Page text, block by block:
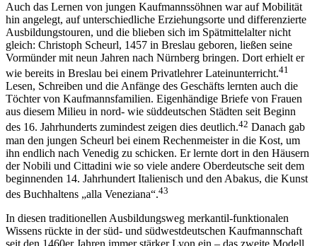
Auch das Lernen von jungen Kaufmannssöhnen war auf Mobilität
hin angelegt, auf unterschiedliche Erziehungsorte und differenzierte
Ausbildungstouren, und die blieben sich im Spätmittelalter nicht
gleich: Christoph Scheurl, 1457 in Breslau geboren, ließen seine
Vormünder mit neun Jahren nach Nürnberg bringen. Dort erhielt er
wie bereits in Breslau bei einem Privatlehrer Lateinunterricht.41
Lesen, Schreiben und die Anfänge des Geschäfts lernten auch die
Töchter von Kaufmannsfamilien. Eigenhändige Briefe von Frauen
aus diesem Milieu in nord- wie süddeutschen Städten seit Beginn
des 16. Jahrhunderts zumindest zeigen dies deutlich.42 Danach gab
man den jungen Scheurl bei einem Rechenmeister in die Kost, um
ihn endlich nach Venedig zu schicken. Er lernte dort in den Häusern
der Nobili und Cittadini wie so viele andere Oberdeutsche seit dem
beginnenden 14. Jahrhundert Italienisch und den Abakus, die Kunst
des Buchhaltens „alla Veneziana“.43
In diesen traditionellen Ausbildungsweg merkantil-funktionalen
Wissens rückte in der süd- und südwestdeutschen Kaufmannschaft
seit den 1460er Jahren immer stärker Lyon ein – das zweite Modell